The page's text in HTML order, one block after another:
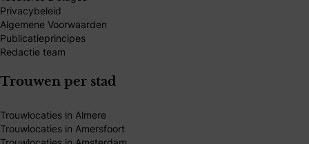
Privacybeleid
Algemene Voorwaarden
Publicatieprincipes
Redactie team
Trouwen per stad
Trouwlocaties in Almere
Trouwlocaties in Amersfoort